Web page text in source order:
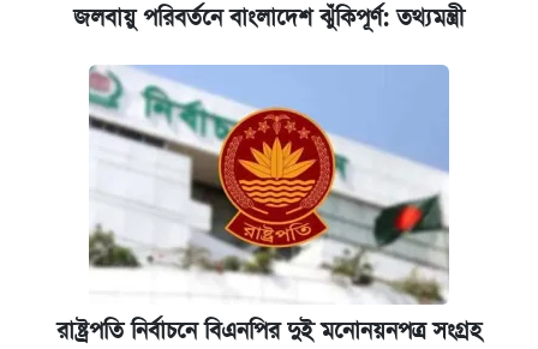
আজকের বাজারে স্বর্ণের দাম (৬ আগস্ট)
পিএসসিতে আরও চার সদস্য নিয়োগ
জলবায়ু পরিবর্তনে বাংলাদেশ ঝুঁকিপূর্ণ: তথ্যমন্ত্রী
রাষ্ট্রপতি নির্বাচনে বিএনপির দুই মনোনয়নপত্র সংগ্রহ